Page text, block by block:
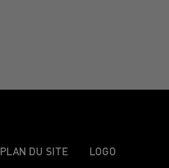
PLAN DU SITE LOGO